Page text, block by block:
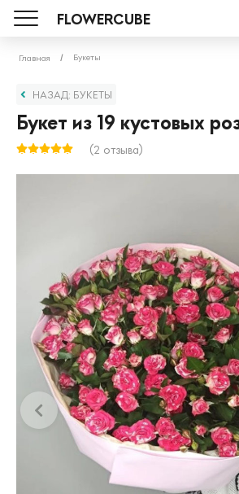
FLOWERCUBE
Главная Букеты
НАЗАД: БУКЕТЫ
Букет из 19 кустовых
(2 отзыва)